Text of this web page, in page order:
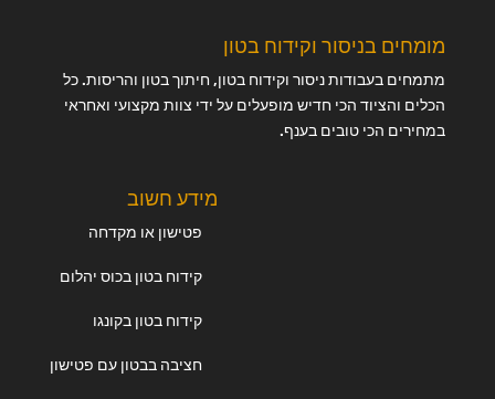
מומחים בניסור וקידוח בטון
מתמחים בעבודות ניסור וקידוח בטון, חיתוך בטון והריסות. כל
הכלים והציוד הכי חדיש מופעלים על ידי צוות מקצועי ואחראי
במחירים הכי טובים בענף.
מידע חשוב
פטישון או מקדחה
קידוח בטון בכוס יהלום
קידוח בטון בקונגו
חציבה בבטון עם פטישון